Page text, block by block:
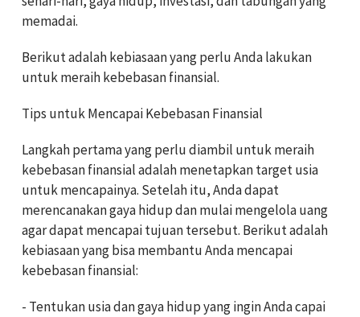
memadai.
Berikut adalah kebiasaan yang perlu Anda lakukan
untuk meraih kebebasan finansial.
Tips untuk Mencapai Kebebasan Finansial
Langkah pertama yang perlu diambil untuk meraih
kebebasan finansial adalah menetapkan target usia
untuk mencapainya. Setelah itu, Anda dapat
merencanakan gaya hidup dan mulai mengelola uang
agar dapat mencapai tujuan tersebut. Berikut adalah
kebiasaan yang bisa membantu Anda mencapai
kebebasan finansial:
- Tentukan usia dan gaya hidup yang ingin Anda capai